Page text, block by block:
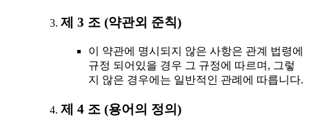
제 3 조 (약관외 준칙)
이 약관에 명시되지 않은 사항은 관계 법령에
규정 되어있을 경우 그 규정에 따르며, 그렇
지 않은 경우에는 일반적인 관례에 따릅니다.
제 4 조 (용어의 정의)